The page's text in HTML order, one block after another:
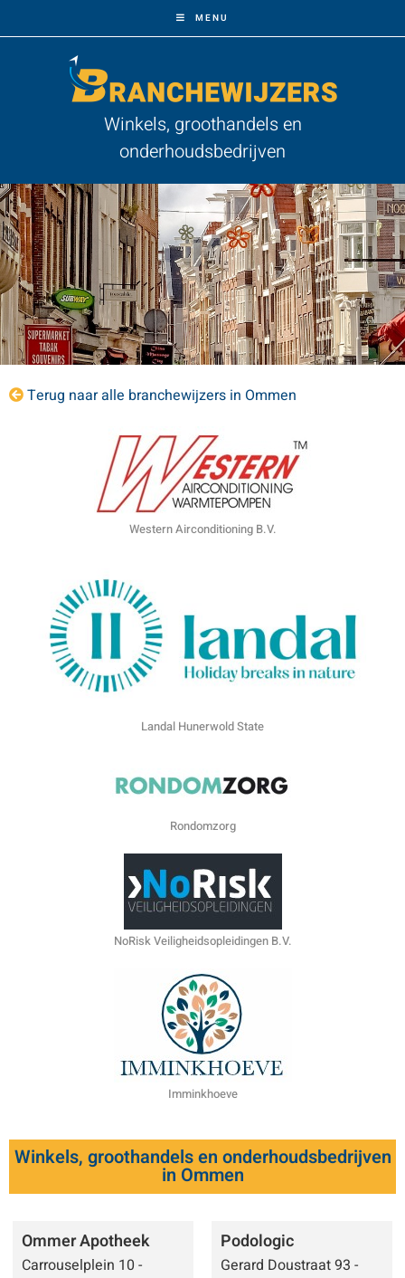
MENU
Winkels, groothandels en
onderhoudsbedrijven
Terug naar alle branchewijzers in Ommen
Western Airconditioning B.V.
Landal Hunerwold State
Rondomzorg
NoRisk Veiligheidsopleidingen B.V.
Imminkhoeve
Winkels, groothandels en onderhoudsbedrijven
in Ommen
Ommer Apotheek
Carrouselplein 10 -
Podologic
Gerard Doustraat 93 -